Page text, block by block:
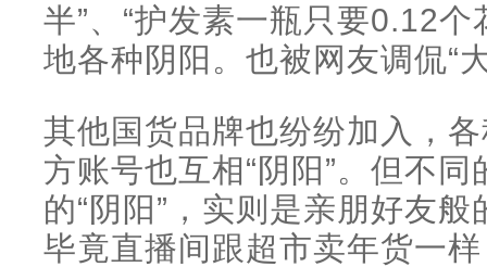
半”、“护发素一瓶只要0.12
地各种阴阳。也被网友调侃“
其他国货品牌也纷纷加入，
方账号也互相“阴阳”。但不
的“阴阳”，实则是亲朋好友
毕竟直播间跟超市卖年货一